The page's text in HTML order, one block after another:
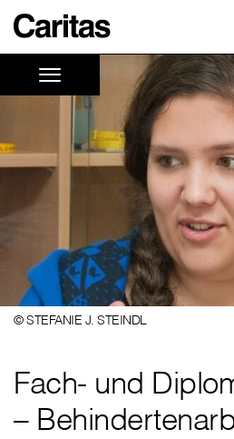
Fach- und
–
© STEFANIE J. STEINDL